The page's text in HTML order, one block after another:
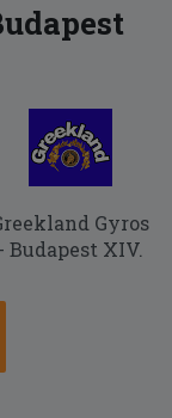
Gyros
- Budapest XIV.